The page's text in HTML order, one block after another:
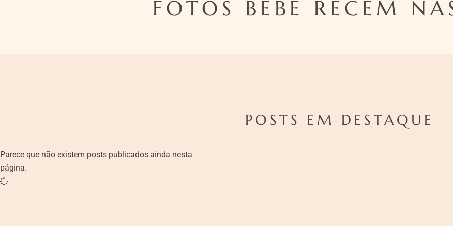
FOTOS BEBE RECEM
POSTS EM DESTAQUE
Parece que não existem posts publicados ainda nesta
página.